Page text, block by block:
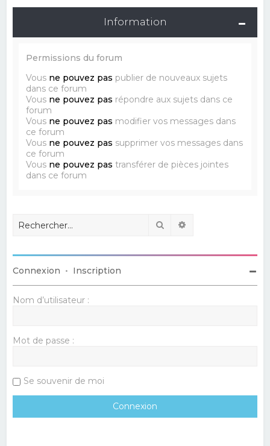
Information
Permissions du forum
Vous ne pouvez pas publier de nouveaux sujets
dans ce forum
Vous ne pouvez pas répondre aux sujets dans ce
forum
Vous ne pouvez pas modifier vos messages dans
ce forum
Vous ne pouvez pas supprimer vos messages dans
ce forum
Vous ne pouvez pas transférer de pièces jointes
dans ce forum
Rechercher
Connexion • Inscription
Nom d’utilisateur :
Mot de passe :
Se souvenir de moi